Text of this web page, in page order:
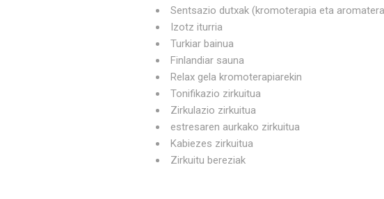
Sentsazio dutxak (kromoterapia eta
Izotz iturria
Turkiar bainua
Finlandiar sauna
Relax gela kromoterapiarekin
Tonifikazio zirkuitua
Zirkulazio zirkuitua
estresaren aurkako zirkuitua
Kabiezes zirkuitua
Zirkuitu bereziak